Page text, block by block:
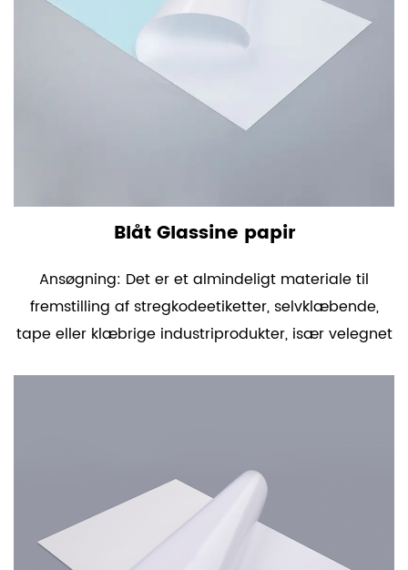
Blåt Glassine papir
Ansøgning: Det er et almindeligt materiale til
fremstilling af stregkodeetiketter, selvklæbende,
tape eller klæbrige industriprodukter, især velegnet